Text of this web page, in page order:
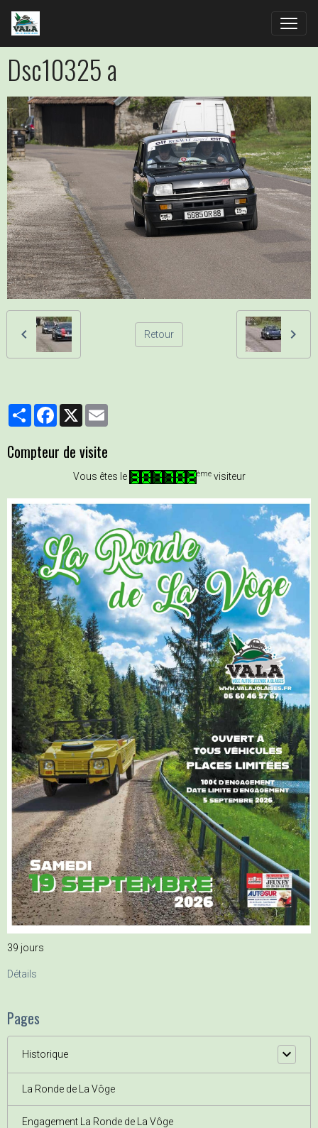
Dsc10325 a
Retour
PartagerFacebook
X
Compteur de visite
Vous êtes le èmevisiteur
39 jours
Détails
Pages
Historique
La Ronde de La Vôge
Engagement La Ronde de La Vôge